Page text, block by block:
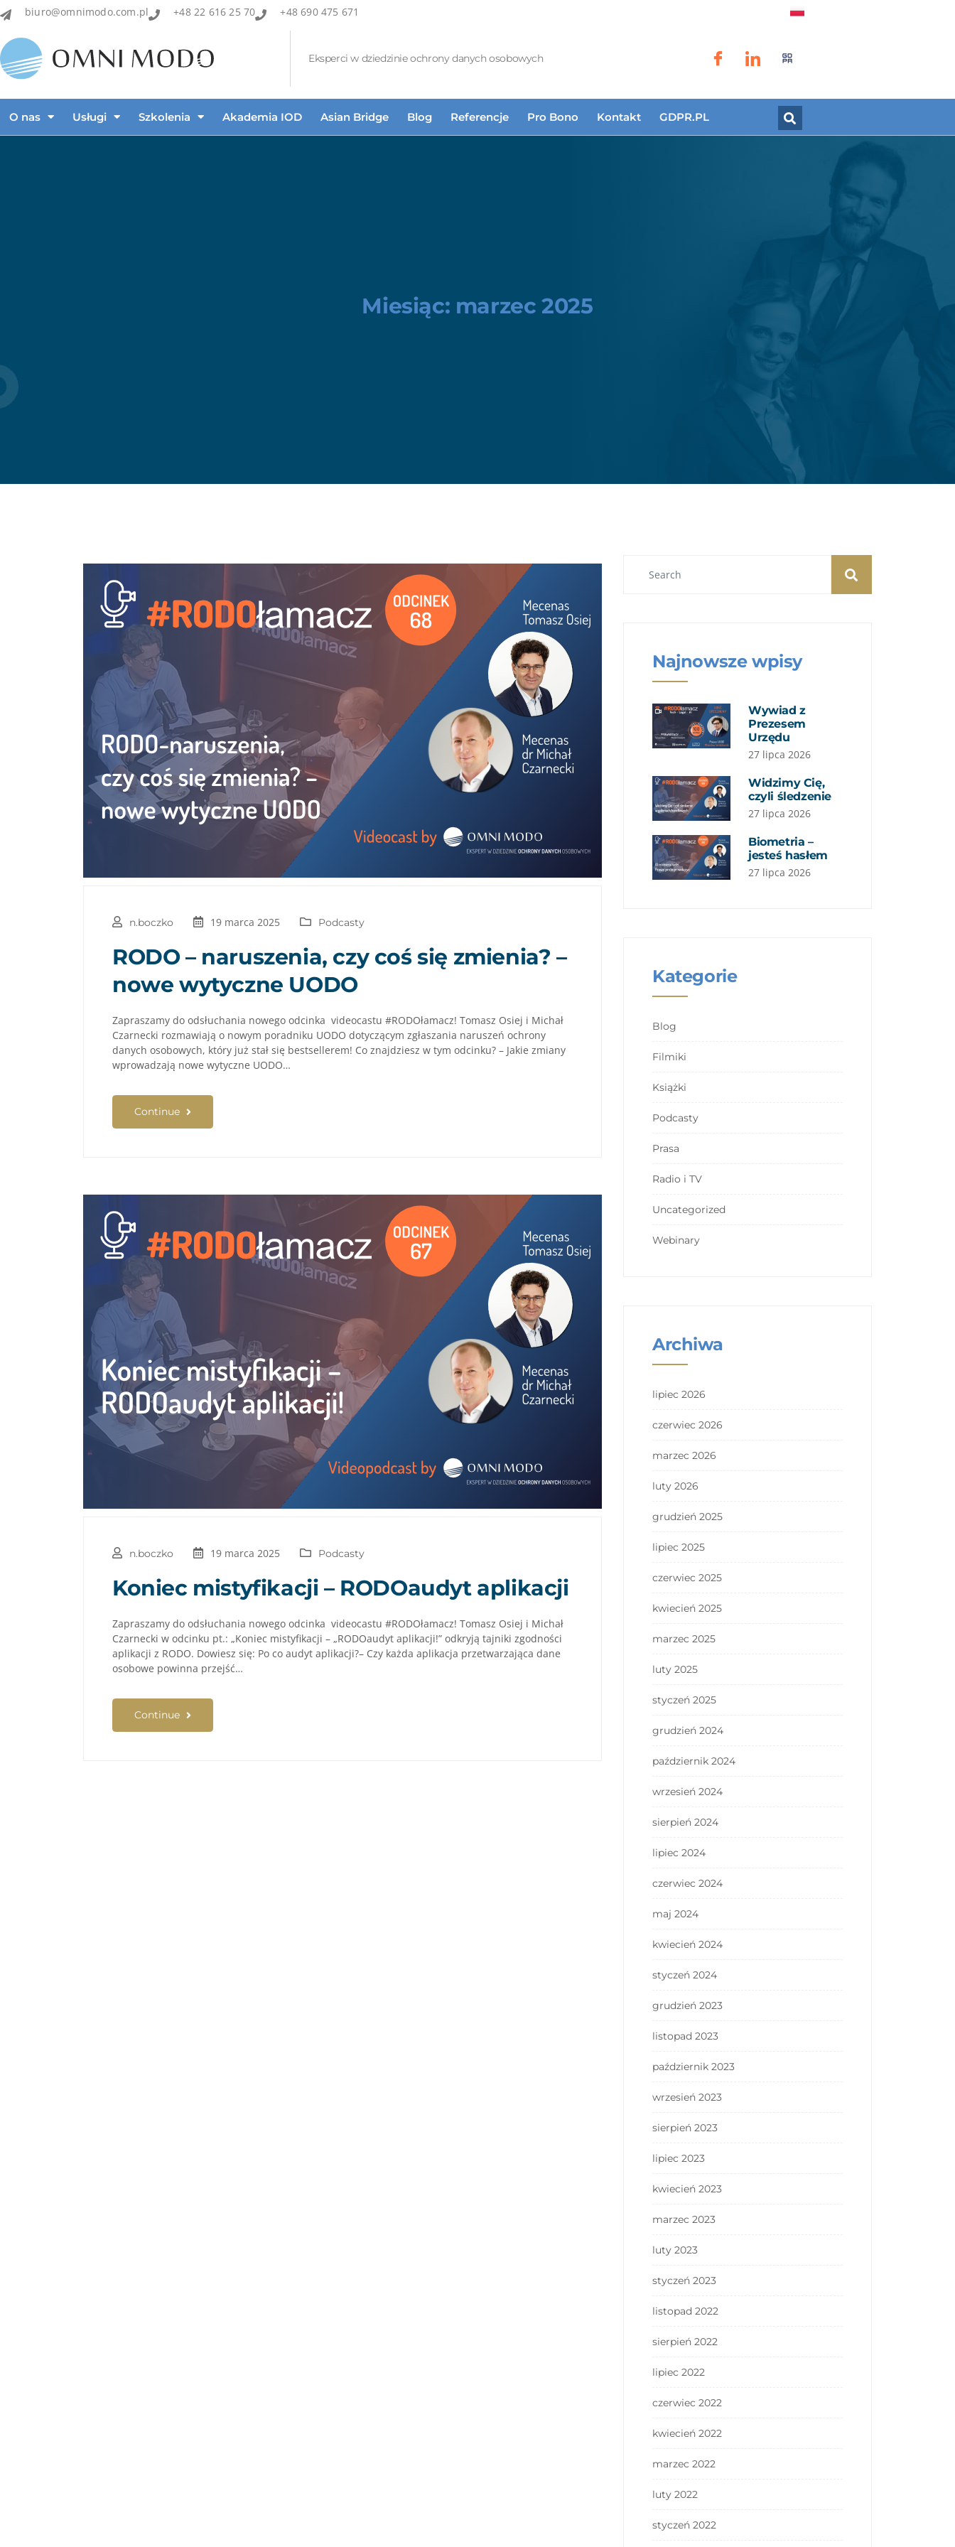
biuro@omnimodo.com.pl +48 22 616 25 70 +48 690 475 671
Eksperci w dziedzinie ochrony danych osobowych
O nas Usługi Szkolenia Akademia IOD Asian Bridge Blog Referencje Pro Bono Kontakt GDPR.PL
Miesiąc: marzec 2025
n.boczko 19 marca 2025 Podcasty
RODO – naruszenia, czy coś się zmienia? –
nowe wytyczne UODO
Zapraszamy do odsłuchania nowego odcinka videocastu #RODOłamacz! Tomasz Osiej i Michał
Czarnecki rozmawiają o nowym poradniku UODO dotyczącym zgłaszania naruszeń ochrony
danych osobowych, który już stał się bestsellerem! Co znajdziesz w tym odcinku? – Jakie zmiany
wprowadzają nowe wytyczne UODO…
Continue
n.boczko 19 marca 2025 Podcasty
Koniec mistyfikacji – RODOaudyt aplikacji
Zapraszamy do odsłuchania nowego odcinka videocastu #RODOłamacz! Tomasz Osiej i Michał
Czarnecki w odcinku pt.: „Koniec mistyfikacji – „RODOaudyt aplikacji!” odkryją tajniki zgodności
aplikacji z RODO. Dowiesz się: Po co audyt aplikacji?– Czy każda aplikacja przetwarzająca dane
osobowe powinna przejść…
Continue
Najnowsze wpisy
Wywiad z
Prezesem
Urzędu
27 lipca 2026
Widzimy Cię,
czyli śledzenie
27 lipca 2026
Biometria –
jesteś hasłem
27 lipca 2026
Kategorie
Blog
Filmiki
Książki
Podcasty
Prasa
Radio i TV
Uncategorized
Webinary
Archiwa
lipiec 2026
czerwiec 2026
marzec 2026
luty 2026
grudzień 2025
lipiec 2025
czerwiec 2025
kwiecień 2025
marzec 2025
luty 2025
styczeń 2025
grudzień 2024
październik 2024
wrzesień 2024
sierpień 2024
lipiec 2024
czerwiec 2024
maj 2024
kwiecień 2024
styczeń 2024
grudzień 2023
listopad 2023
październik 2023
wrzesień 2023
sierpień 2023
lipiec 2023
kwiecień 2023
marzec 2023
luty 2023
styczeń 2023
listopad 2022
sierpień 2022
lipiec 2022
czerwiec 2022
kwiecień 2022
marzec 2022
luty 2022
styczeń 2022